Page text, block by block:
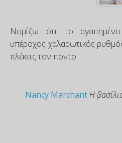
Νομίζω ότι το
υπέροχος χαλαρωτικός
πλέκεις τον πόντο
Nancy Marchant Η